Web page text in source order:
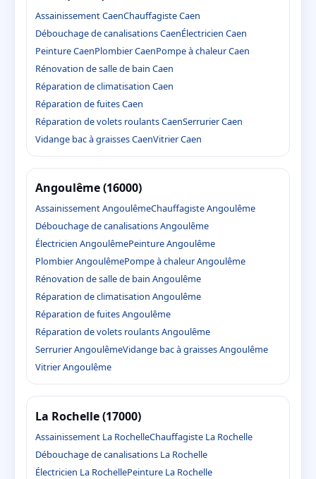
Assainissement CaenChauffagiste Caen
Débouchage de canalisations CaenÉlectricien Caen
Peinture CaenPlombier CaenPompe à chaleur Caen
Rénovation de salle de bain Caen
Réparation de climatisation Caen
Réparation de fuites Caen
Réparation de volets roulants CaenSerrurier Caen
Vidange bac à graisses CaenVitrier Caen
Angoulême (16000)
Assainissement AngoulêmeChauffagiste Angoulême
Débouchage de canalisations Angoulême
Électricien AngoulêmePeinture Angoulême
Plombier AngoulêmePompe à chaleur Angoulême
Rénovation de salle de bain Angoulême
Réparation de climatisation Angoulême
Réparation de fuites Angoulême
Réparation de volets roulants Angoulême
Serrurier AngoulêmeVidange bac à graisses Angoulême
Vitrier Angoulême
La Rochelle (17000)
Assainissement La RochelleChauffagiste La Rochelle
Débouchage de canalisations La Rochelle
Électricien La RochellePeinture La Rochelle